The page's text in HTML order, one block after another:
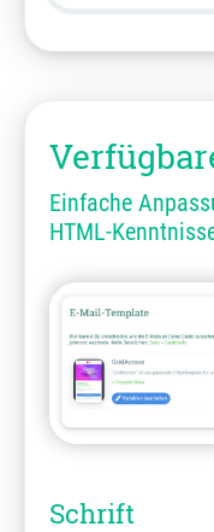
Einfache
HTML-
Schrift